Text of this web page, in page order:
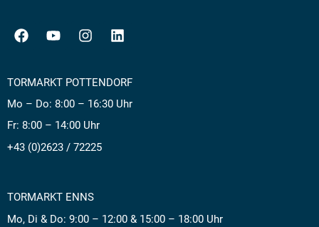
TORMARKT POTTENDORF
Mo – Do: 8:00 – 16:30 Uhr
Fr: 8:00 – 14:00 Uhr
+43 (0)2623 / 72225
TORMARKT ENNS
Mo, Di & Do: 9:00 – 12:00 & 15:00 – 18:00 Uhr